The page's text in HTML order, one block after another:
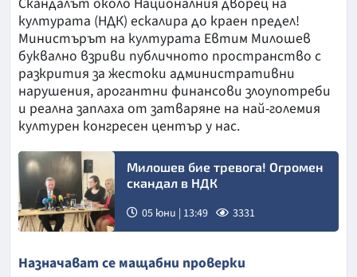
културата (НДК) ескалира до краен предел!
Министърът на културата Евтим Милошев
буквално взриви публичното пространство с
разкрития за жестоки административни
нарушения, арогантни финансови злоупотреби
и реална заплаха от затваряне на най-големия
културен конгресен център у нас.
Милошев бие тревога! Огромен
скандал в НДК
05 юни | 13:49 3331
Назначават се мащабни проверки